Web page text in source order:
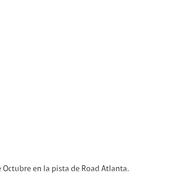
Octubre en la pista de Road Atlanta.